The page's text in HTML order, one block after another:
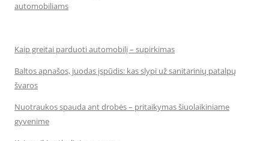
automobiliams
Kaip greitai parduoti automobilį – supirkimas
Baltos apnašos, juodas įspūdis: kas slypi už sanitarinių patalpų
švaros
Nuotraukos spauda ant drobės – pritaikymas šiuolaikiniame
gyvenime